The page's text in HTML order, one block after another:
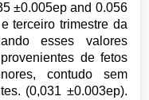
±0.005ep and 0.056
terceiro trimestre da
esses valores
de fetos
contudo sem
(0,031 ±0.003ep).